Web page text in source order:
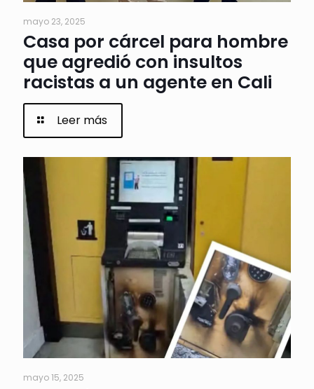
mayo 23, 2025
Casa por cárcel para hombre
que agredió con insultos
racistas a un agente en Cali
Leer más
mayo 15, 2025